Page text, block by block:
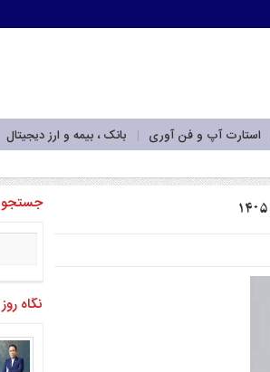
استارت آپ و فن آوری بانک ، بیمه و ارز دیجیتال
جستجو
نگاه روز